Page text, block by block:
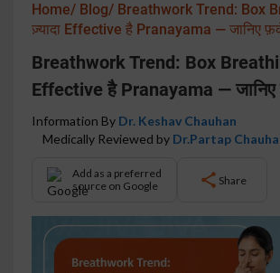
Home/ Blog/ Breathwork Trend: Box
ज़्यादा Effective है Pranayama — जानिए
Breathwork Trend: Box
Effective है Pranayama — जानिए
Information By Dr. Keshav Chauhan
Medically Reviewed by Dr.Partap
Add as a preferred
source on Google
Share